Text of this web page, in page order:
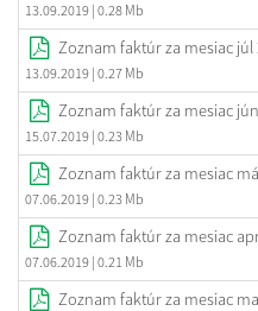
13.09.2019 | 0.28 Mb
Zoznam faktúr za mesiac júl
13.09.2019 | 0.27 Mb
Zoznam faktúr za mesiac
15.07.2019 | 0.23 Mb
Zoznam faktúr za mesiac
07.06.2019 | 0.23 Mb
Zoznam faktúr za mesiac
07.06.2019 | 0.21 Mb
Zoznam faktúr za mesiac